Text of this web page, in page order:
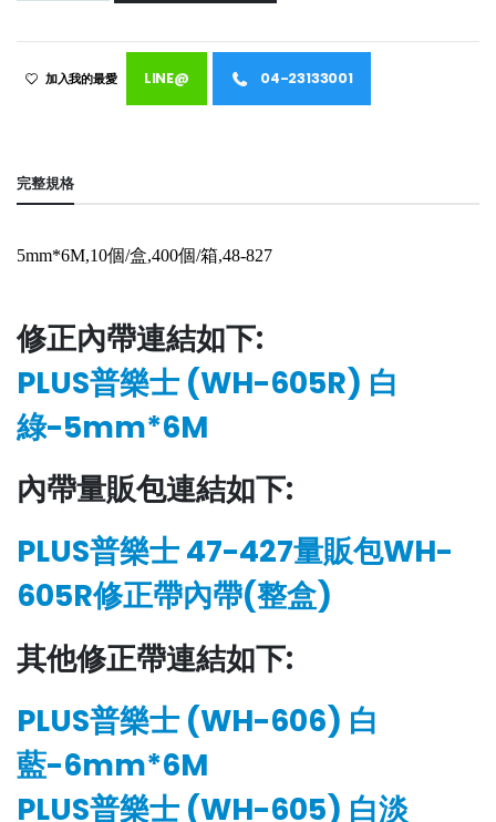
加入我的最愛 LINE@ 04-23133001
完整規格
5mm*6M,10個/盒,400個/箱,48-827
修正內帶連結如下:
PLUS普樂士 (WH-605R) 白
綠-5mm*6M
內帶量販包連結如下:
PLUS普樂士 47-427量販包WH-
605R修正帶內帶(整盒)
其他修正帶連結如下:
PLUS普樂士 (WH-606) 白
藍-6mm*6M
PLUS普樂士 (WH-605) 白淡